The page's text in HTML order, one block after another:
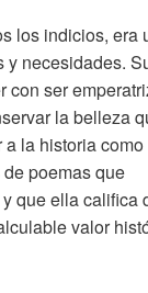
los indicios, era
y necesidades.
con ser
la belleza
la historia
poemas que
que ella califica
valor